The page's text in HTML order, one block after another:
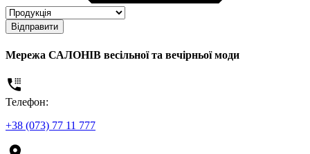
Відправити
Мережа САЛОНІВ весільної та вечірньої моди
Телефон:
+38 (073) 77 11 777